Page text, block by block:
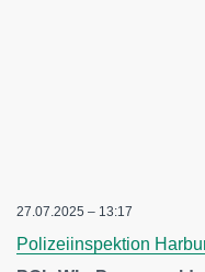
27.07.2025 – 13:17
Polizeiinspektion